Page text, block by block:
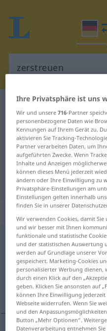
Deutsch-Bulgarisch
Deutsch-
für "zerstreuen"
"zerstreuen"
Übersetzung
„zerstreuen“
zerstreuen
Übersicht aller
(Für mehr Details die
сквам
Ihre Privatsphäre ist uns
Wir und unsere716-Partner
personenbezogene Daten wie
Kennungen auf Ihrem Gerät zu.
aktivieren Sie Tracking-
Partner verarbeiten Daten, um
aufgeführten Zwecke. Wenn
Inhalte und Anzeigen
können dieses Menü jederzeit
ändern oder Ihre Einwilligung zu
Privatsphäre-Einstellungen am
Einstellungen gelten innerhalb
finden Sie in unserer
Wir verwenden Cookies, damit
und wir besser mit Ihnen
funktionale und statistische
und der statistischen Auswertung
werden auf Grundlage unserer
gespeichert. Marketing-Cookies
personalisierter Werbung dienen,
durch einen Klick auf den
geben. Klicken Sie ansonsten auf
können Ihre Einwilligung
Webseite widerrufen. Wenn Sie
und den
Button „Mehr Optionen“.
Datenverarbeitung entnehmen